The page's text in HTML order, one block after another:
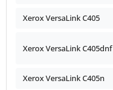
Xerox VersaLink C405
Xerox VersaLink C405dnf
Xerox VersaLink C405n